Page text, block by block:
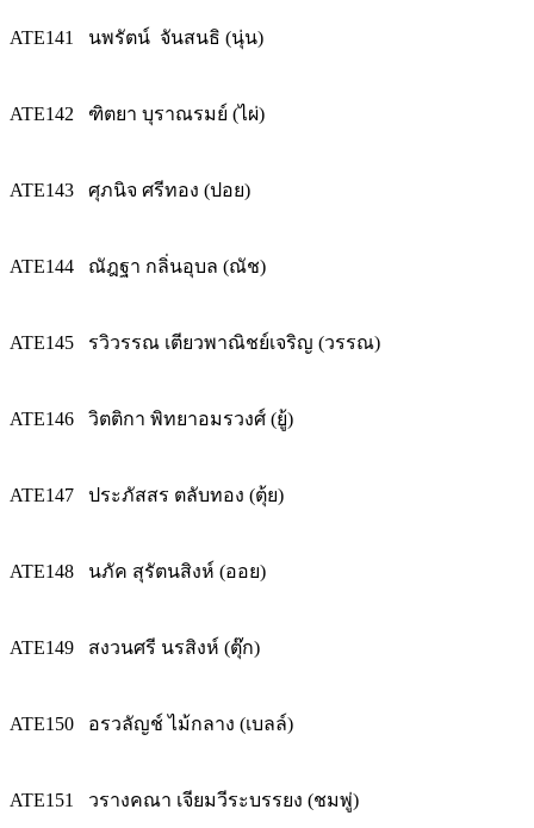
ATE141 นพรัตน์ จันสนธิ (นุ่น)
ATE142 ฑิตยา บุราณรมย์ (ไผ่)
ATE143 ศุภนิจ ศรีทอง (ปอย)
ATE144 ณัฎฐา กลิ่นอุบล (ณัช)
ATE145 รวิวรรณ เตียวพาณิชย์เจริญ (วรรณ)
ATE146 วิตติกา พิทยาอมรวงศ์ (ยู้)
ATE147 ประภัสสร ตลับทอง (ตุ้ย)
ATE148 นภัค สุรัตนสิงห์ (ออย)
ATE149 สงวนศรี นรสิงห์ (ตุ๊ก)
ATE150 อรวลัญช์ ไม้กลาง (เบลล์)
ATE151 วรางคณา เจียมวีระบรรยง (ชมพู่)